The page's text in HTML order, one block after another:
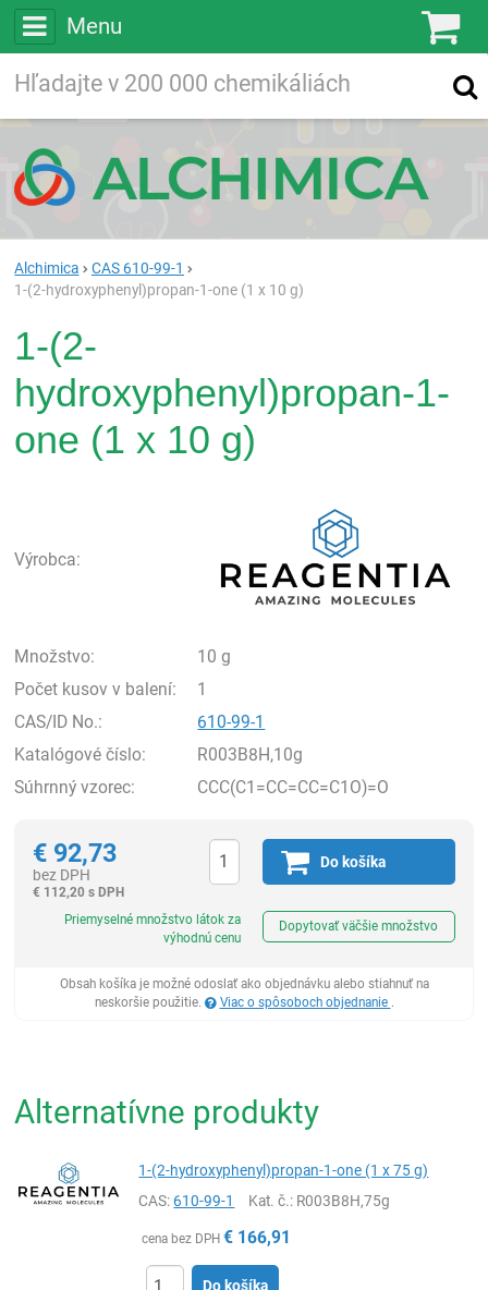
Menu
Vyhľadávanie
Alchimica
CAS 610-99-1
1-(2-hydroxyphenyl)propan-1-one (1 x 10 g)
1-(2-
hydroxyphenyl)propan-1-
one (1 x 10 g)
Výrobca:
Množstvo:
10 g
Počet kusov v balení:
1
CAS/ID No.:
610-99-1
Katalógové číslo:
R003B8H,10g
Súhrnný vzorec:
CCC(C1=CC=CC=C1O)=O
€ 92,73
bez DPH
€ 112,20 s DPH
Do košíka
Priemyselné množstvo látok za
výhodnú cenu
Dopytovať väčšie množstvo
Obsah košíka je možné odoslať ako objednávku alebo stiahnuť na
neskoršie použitie.
Viac o spôsoboch objednanie .
Alternatívne produkty
1-(2-hydroxyphenyl)propan-1-one (1 x 75 g)
CAS:610-99-1 Kat. č.: R003B8H,75g
cena bez DPH € 166,91
Do košíka